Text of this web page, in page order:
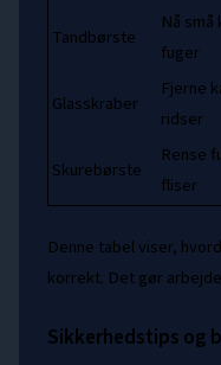
Tandbørste
Nå
fuger
Glasskraber
Fjerne
ridser
Skurebørste
Rense
fliser
Denne tabel viser,
korrekt. Det gør
Sikkerhedstips og